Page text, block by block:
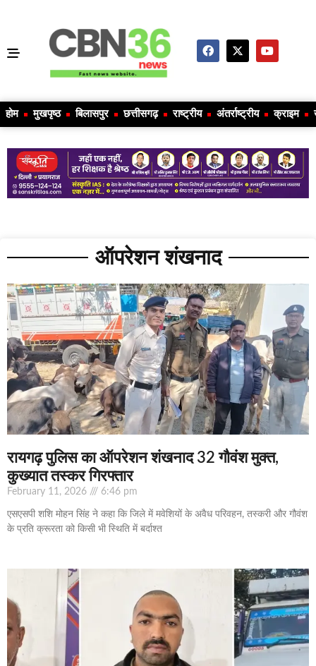
होम मुखपृष्ठ बिलासपुर छत्तीसगढ़ राष्ट्रीय अंतर्राष्ट्रीय क्राइम
ऑपरेशन शंखनाद
रायगढ़ पुलिस का ऑपरेशन शंखनाद 32 गौवंश मुक्त,
कुख्यात तस्कर गिरफ्तार
February 11, 2026 6:46 pm
एसएसपी शशि मोहन सिंह ने कहा कि जिले में मवेशियों के अवैध परिवहन, तस्करी और गौवंश
के प्रति क्रूरता को किसी भी स्थिति में बर्दाश्त